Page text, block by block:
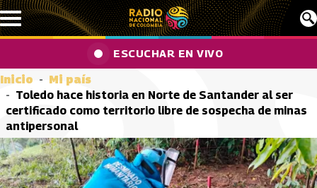
Pasar al contenido principal
ESCUCHAR EN VIVO
Inicio
Mi país
Toledo hace historia en Norte de Santander al ser
certificado como territorio libre de sospecha de minas
antipersonal